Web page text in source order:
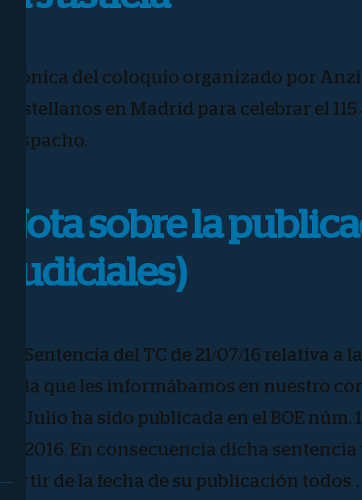
Crónica del coloquio organizado por
Castellanos en Madrid para celebrar el
despacho.
Nota sobre la
Judiciales)
La Sentencia del TC de 21/07/16 relativa a
de la que les informábamos en nuestro
de Julio ha sido publicada en el BOE núm.
de 2016. En consecuencia dicha sentencia
partir de la fecha de su publicación todos